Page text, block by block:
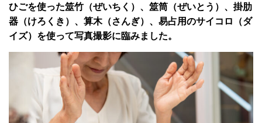
ひごを使った筮竹（ぜいちく）、筮筒（ぜいとう）、掛肋
器（けろくき）、算木（さんぎ）、易占用のサイコロ（ダ
イズ）を使って写真撮影に臨みました。